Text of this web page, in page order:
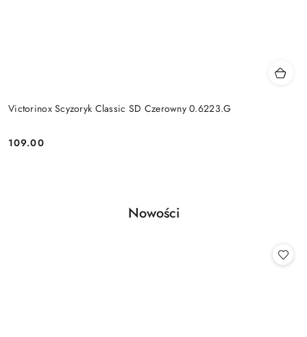
Victorinox Scyzoryk Classic SD Czerowny 0.6223.G
Cena:
109.00
Pomiń karuzelę produktów
Produkty
Nowości